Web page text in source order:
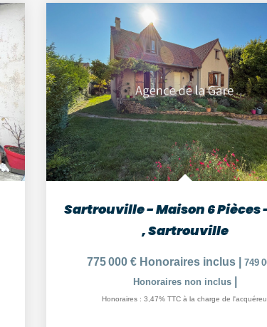
,Sartrouville
775 000 € Honoraires inclus
749
Honoraires non inclus
Honoraires : 3,47% TTC à la charge de